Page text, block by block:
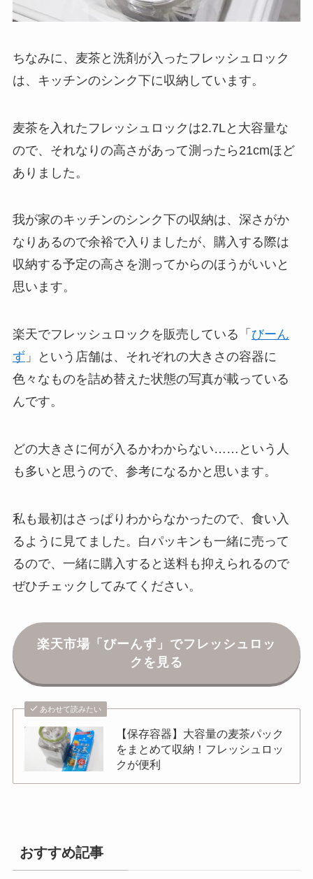
ちなみに、麦茶と洗剤が入ったフレッシュロック
は、キッチンのシンク下に収納しています。
麦茶を入れたフレッシュロックは2.7Lと大容量な
ので、それなりの高さがあって測ったら21cmほど
ありました。
我が家のキッチンのシンク下の収納は、深さがか
なりあるので余裕で入りましたが、購入する際は
収納する予定の高さを測ってからのほうがいいと
思います。
楽天でフレッシュロックを販売している「 びーん
ず」という店舗は、それぞれの大きさの容器に
色々なものを詰め替えた状態の写真が載っている
んです。
どの大きさに何が入るかわからない……という人
も多いと思うので、参考になるかと思います。
私も最初はさっぱりわからなかったので、食い入
るように見てました。白パッキンも一緒に売って
るので、一緒に購入すると送料も抑えられるので
ぜひチェックしてみてください。
楽天市場「びーんず」でフレッシュロッ
クを見る
あわせて読みたい
【保存容器】大容量の麦茶パック
をまとめて収納！フレッシュロッ
クが便利
おすすめ記事